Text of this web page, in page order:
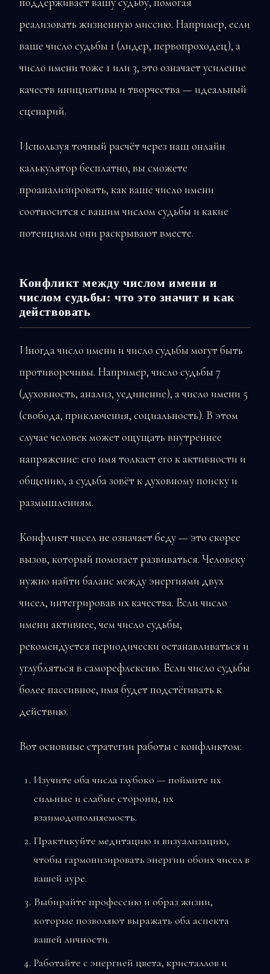
реализовать жизненную миссию. Например, если
ваше число судьбы 1 (лидер, первопроходец), а
число имени тоже 1 или 3, это означает усиление
качеств инициативы и творчества — идеальный
сценарий.
Используя точный расчёт через наш онлайн
калькулятор бесплатно, вы сможете
проанализировать, как ваше число имени
соотносится с вашим числом судьбы и какие
потенциалы они раскрывают вместе.
Конфликт между числом имени и
числом судьбы: что это значит и как
действовать
Иногда число имени и число судьбы могут быть
противоречивы. Например, число судьбы 7
(духовность, анализ, уединение), а число имени 5
(свобода, приключения, социальность). В этом
случае человек может ощущать внутреннее
напряжение: его имя толкает его к активности и
общению, а судьба зовёт к духовному поиску и
размышлениям.
Конфликт чисел не означает беду — это скорее
вызов, который помогает развиваться. Человеку
нужно найти баланс между энергиями двух
чисел, интегрировав их качества. Если число
имени активнее, чем число судьбы,
рекомендуется периодически останавливаться и
углубляться в саморефлексию. Если число судьбы
более пассивное, имя будет подстёгивать к
действию.
Вот основные стратегии работы с конфликтом:
Изучите оба числа глубоко — поймите их
сильные и слабые стороны, их
взаимодополняемость.
Практикуйте медитацию и визуализацию,
чтобы гармонизировать энергии обоих чисел в
вашей ауре.
Выбирайте профессию и образ жизни,
которые позволяют выражать оба аспекта
вашей личности.
Работайте с энергией цвета, кристаллов и